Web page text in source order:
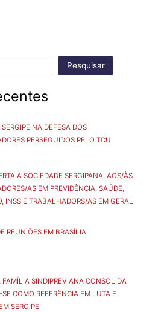
Pesquisar
NA DEFESA DOS
PERSEGUIDOS PELO TCU
À SOCIEDADE SERGIPANA, AOS/ÀS
AS EM PREVIDÊNCIA, SAÚDE,
INSS E TRABALHADORS/AS EM GERAL
REUNIÕES EM BRASÍLIA
FAMÍLIA SINDIPREVIANA CONSOLIDA
SE COMO REFERÊNCIA EM LUTA E
SERGIPE